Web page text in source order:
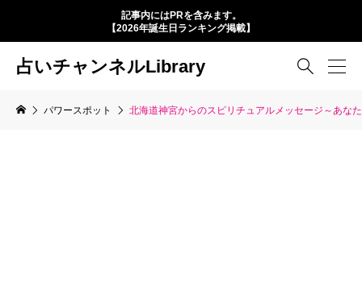
記事内にはPRを含みます。
【2026年誕生日ランキング掲載】
占いチャンネルLibrary 
パワースポット 北海道神宮からのスピリチュアルメッセージ～あな